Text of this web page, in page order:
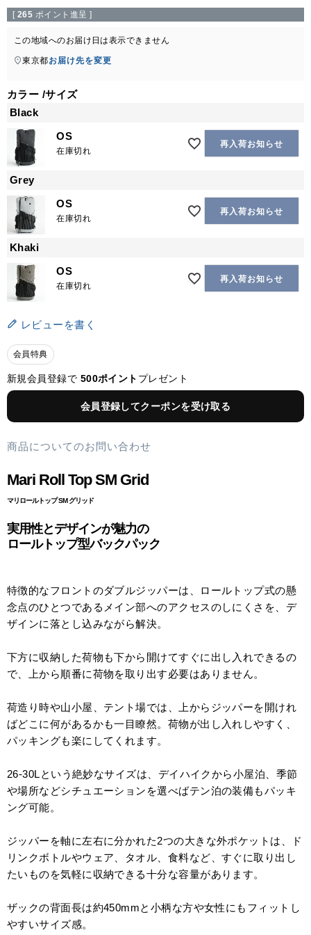
[ 265 ポイント進呈 ]
この地域へのお届け日は表示できません
東京都お届け先を変更
カラー サイズ
Black
OS
在庫切れ
再入荷お知らせ
Grey
OS
在庫切れ
再入荷お知らせ
Khaki
OS
在庫切れ
再入荷お知らせ
レビューを書く
会員特典
新規会員登録で 500ポイント プレゼント
会員登録してクーポンを受け取る
商品についてのお問い合わせ
Mari Roll Top SM Grid
マリロールトップ SM グリッド
実用性とデザインが魅力の
ロールトップ型バックパック
特徴的なフロントのダブルジッパーは、ロールトップ式の懸
念点のひとつであるメイン部へのアクセスのしにくさを、デ
ザインに落とし込みながら解決。
下方に収納した荷物も下から開けてすぐに出し入れできるの
で、上から順番に荷物を取り出す必要はありません。
荷造り時や山小屋、テント場では、上からジッパーを開けれ
ばどこに何があるかも一目瞭然。荷物が出し入れしやすく、
パッキングも楽にしてくれます。
26-30Lという絶妙なサイズは、デイハイクから小屋泊、季節
や場所などシチュエーションを選べばテン泊の装備もパッキ
ング可能。
ジッパーを軸に左右に分かれた2つの大きな外ポケットは、ド
リンクボトルやウェア、タオル、食料など、すぐに取り出し
たいものを気軽に収納できる十分な容量があります。
ザックの背面長は約450mmと小柄な方や女性にもフィットし
やすいサイズ感。